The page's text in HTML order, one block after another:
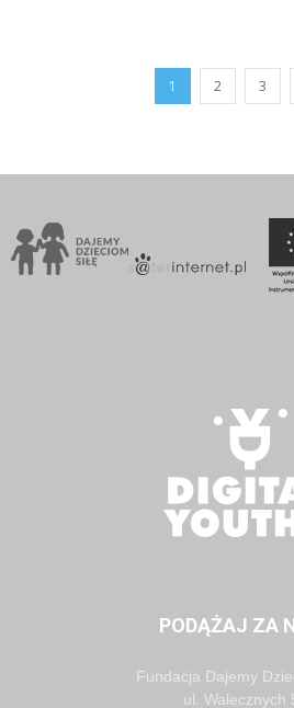
1 2 3
PODĄŻAJ ZA
Fundacja Dajemy
ul. Walecznych